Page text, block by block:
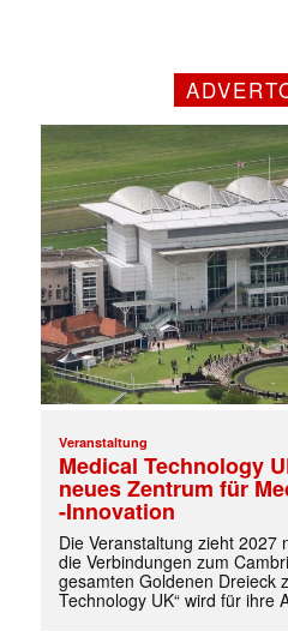
Veranstaltung
Medical Technology
neues Zentrum für
-Innovation
Die Veranstaltung zieht 2027
die Verbindungen zum
gesamten Goldenen Dreieck
Technology UK“ wird für ihre